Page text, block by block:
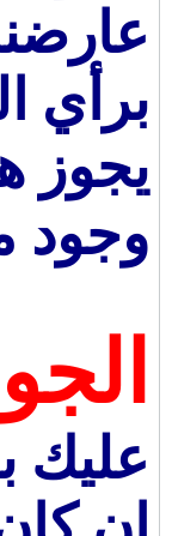
برأي
يجوز
وجود
عليك